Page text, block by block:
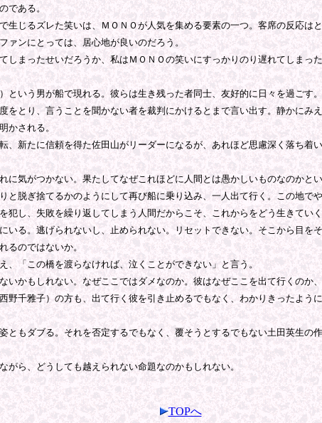
である。
じるズレた笑いは、ＭＯＮＯが人気を集める要素の一つ。客席の反応は
ンにとっては、居心地が良いのだろう。
まったせいだろうか、私はＭＯＮＯの笑いにすっかりのり遅れてしまっ
いう男が船で現れる。彼らは生き残った者同士、友好的に日々を過ごす。
とり、言うことを聞かない者を裁判にかけるとまで言い出す。静かにみ
かされる。
新たに信頼を得た佐田山がリーダーになるが、あれほど思慮深く落ち着
気がつかない。果たしてなぜこれほどに人間とは愚かしいものなのかと
脱ぎ捨てるかのようにして再び船に乗り込み、一人出て行く。この地で
し、失敗を繰り返してしまう人間だからこそ、これからをどう生きてい
る。逃げられないし、止められない。リセットできない。そこから目を
るのではないか。
「この橋を渡らなければ、泣くことができない」と言う。
かもしれない。なぜここではダメなのか。彼はなぜここを出て行くのか
千雅子）の方も、出て行く彼を引き止めるでもなく、わかりきったよう
もダブる。それを否定するでもなく、覆そうとするでもない土田英生の
ら、どうしても越えられない命題なのかもしれない。
TOPへ